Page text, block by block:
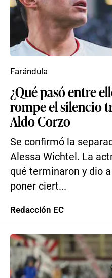
¿Qué pasó entre
rompe el silencio
Aldo Corzo
Se confirmó la
Alessa Wichtel. La
qué terminaron y dio
poner ciert...
Farándula
Redacción EC